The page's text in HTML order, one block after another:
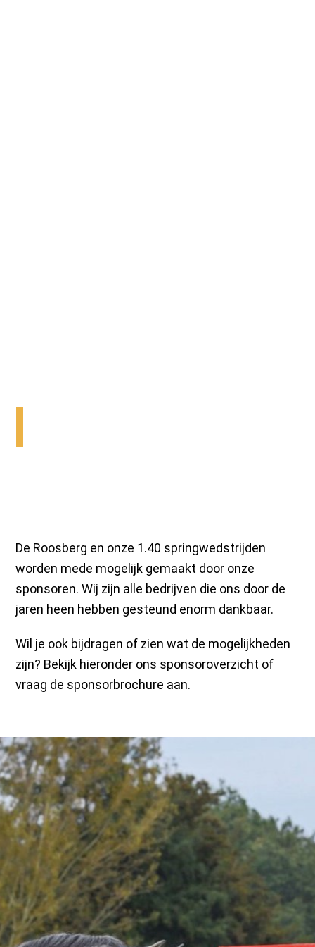
De Roosberg en onze 1.40 springwedstrijden
worden mede mogelijk gemaakt door onze
sponsoren. Wij zijn alle bedrijven die ons door de
jaren heen hebben gesteund enorm dankbaar.
Wil je ook bijdragen of zien wat de mogelijkheden
zijn? Bekijk hieronder ons sponsoroverzicht of
vraag de sponsorbrochure aan.